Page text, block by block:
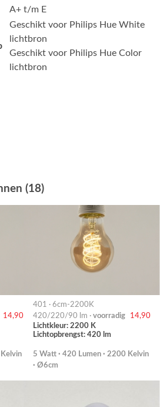
A+ t/m E
Geschikt voor Philips Hue White
lichtbron
Geschikt voor Philips Hue Color
lichtbron
(18)
14,90
401 · 6cm-2200K
420/220/90 lm · voorradig
14,90
Lichtkleur: 2200 K
Lichtopbrengst: 420 lm
5 Watt · 420 Lumen · 2200 Kelvin
· Ø6cm